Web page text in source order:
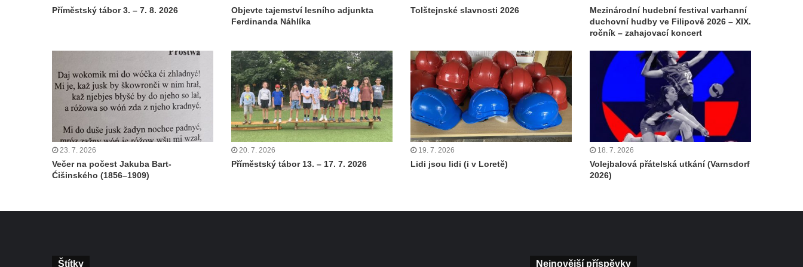
Příměstský tábor 3. – 7. 8. 2026
Objevte tajemství lesního adjunkta
Ferdinanda Náhlíka
Tolštejnské slavnosti 2026
Mezinárodní hudební festival varhanní
duchovní hudby ve Filipově 2026 – XIX.
ročník – zahajovací koncert
23. 7. 2026
Večer na počest Jakuba Bart-
Ćišinského (1856–1909)
20. 7. 2026
Příměstský tábor 13. – 17. 7. 2026
19. 7. 2026
Lidi jsou lidi (i v Loretě)
18. 7. 2026
Volejbalová přátelská utkání (Varnsdorf
2026)
Štítky Nejnovější příspěvky